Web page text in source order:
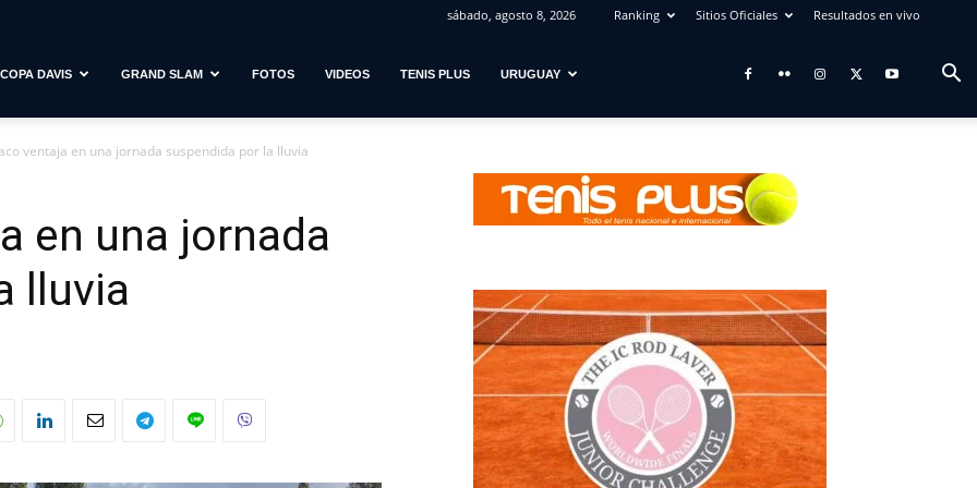
sábado, agosto 8, 2026 Ranking Sitios Oficiales Resultados en vivo
COPA DAVIS GRAND SLAM FOTOS VIDEOS TENIS PLUS URUGUAY
ventaja en una jornada suspendida por la lluvia
en una jornada
lluvia